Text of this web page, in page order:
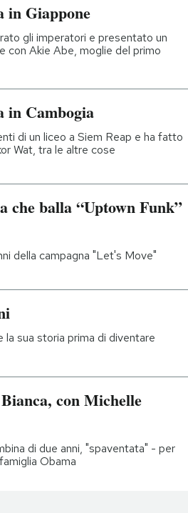
in Giappone
gli imperatori e presentato un
con Akie Abe, moglie del primo
in Cambogia
di un liceo a Siem Reap e ha fatto
Wat, tra le altre cose
che balla “Uptown Funk”
della campagna "Let's Move"
sua storia prima di diventare
con Michelle
di due anni, "spaventata" - per
Obama